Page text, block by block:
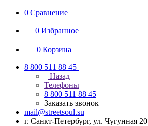
0 Сравнение
0 Избранное
0 Корзина
8 800 511 88 45
Назад
Телефоны
8 800 511 88 45
Заказать звонок
mail@streetsoul.su
г. Санкт-Петербург, ул. Чугунная 20